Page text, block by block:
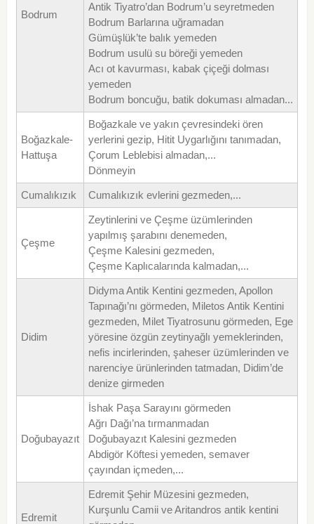
Bodrum
Antik Tiyatro’dan Bodrum’u seyretmeden
Bodrum Barlarına uğramadan
Gümüşlük’te balık yemeden
Bodrum usulü su böreği yemeden
Acı ot kavurması, kabak çiçeği dolması
yemeden
Bodrum boncuğu, batik dokuması almadan...
Boğazkale-
Hattuşa
Boğazkale ve yakın çevresindeki ören
yerlerini gezip, Hitit Uygarlığını tanımadan,
Çorum Leblebisi almadan,...
Dönmeyin
Cumalıkızık Cumalıkızık evlerini gezmeden,...
Çeşme
Zeytinlerini ve Çeşme üzümlerinden
yapılmış şarabını denemeden,
Çeşme Kalesini gezmeden,
Çeşme Kaplıcalarında kalmadan,...
Didim
Didyma Antik Kentini gezmeden, Apollon
Tapınağı’nı görmeden, Miletos Antik Kentini
gezmeden, Milet Tiyatrosunu görmeden, Ege
yöresine özgün zeytinyağlı yemeklerinden,
nefis incirlerinden, şaheser üzümlerinden ve
narenciye ürünlerinden tatmadan, Didim’de
denize girmeden
Doğubayazıt
İshak Paşa Sarayını görmeden
Ağrı Dağı’na tırmanmadan
Doğubayazıt Kalesini gezmeden
Abdigör Köftesi yemeden, semaver
çayından içmeden,...
Edremit
Edremit Şehir Müzesini gezmeden,
Kurşunlu Camii ve Aritandros antik kentini